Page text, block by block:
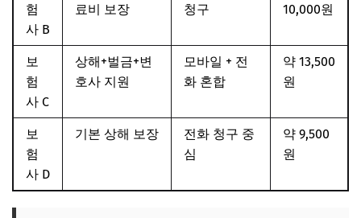
험
사 B
료비 보장
청구
10,000원
보
험
사 C
상해+벌금+변
호사 지원
모바일 + 전
화 혼합
약 13,500
원
보
험
사 D
기본 상해 보장
전화 청구 중
심
약 9,500
원